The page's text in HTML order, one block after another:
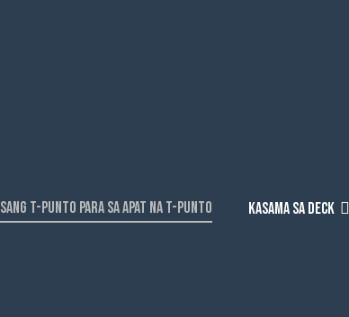
ISANG T-PUNTO PARA SA APAT NA T-PUNTO KASAMA SA DECK